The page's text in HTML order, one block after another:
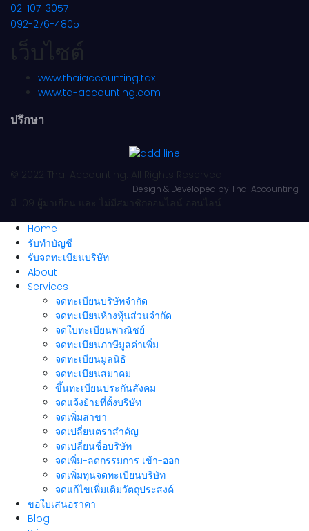
02-107-3057
092-276-4805
เว็บไซต์
www.thaiaccounting.tax
www.ta-accounting.com
ปรึกษา
© 2022 Thai Accounting. All Rights Reserved.
Design & Developed by Thai Accounting
มี 109 ผู้มาเยือน และ ไม่มีสมาชิกออนไลน์ ออนไลน์
Home
รับทำบัญชี
รับจดทะเบียนบริษัท
About
Services
จดทะเบียนบริษัทจำกัด
จดทะเบียนห้างหุ้นส่วนจำกัด
จดใบทะเบียนพาณิชย์
จดทะเบียนภาษีมูลค่าเพิ่ม
จดทะเบียนมูลนิธิ
จดทะเบียนสมาคม
ขึ้นทะเบียนประกันสังคม
จดแจ้งย้ายที่ตั้งบริษัท
จดเพิ่มสาขา
จดเปลี่ยนตราสำคัญ
จดเปลี่ยนชื่อบริษัท
จดเพิ่ม-ลดกรรมการ เข้า-ออก
จดเพิ่มทุนจดทะเบียนบริษัท
จดแก้ไขเพิ่มเติมวัตถุประสงค์
ขอใบเสนอราคา
Blog